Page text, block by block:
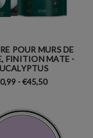
POUR MURS DE
FINITION MATE -
- €45,50